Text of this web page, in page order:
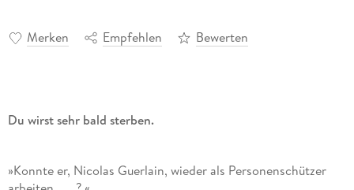
Merken Empfehlen Bewerten
Du wirst sehr bald sterben.
»Konnte er, Nicolas Guerlain, wieder als Personenschützer